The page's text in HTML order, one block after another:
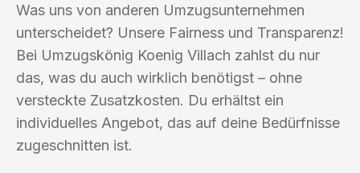
Was uns von anderen Umzugsunternehmen
unterscheidet? Unsere Fairness und Transparenz!
Bei Umzugskönig Koenig Villach zahlst du nur
das, was du auch wirklich benötigst – ohne
versteckte Zusatzkosten. Du erhältst ein
individuelles Angebot, das auf deine Bedürfnisse
zugeschnitten ist.